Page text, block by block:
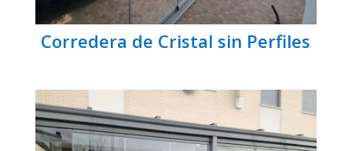
Corredera de Cristal sin Perfiles